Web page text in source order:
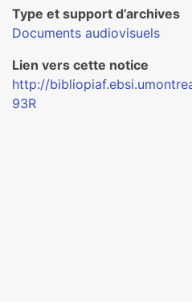
Type et support d’archives
Documents audiovisuels
Lien vers cette notice
http://
93R